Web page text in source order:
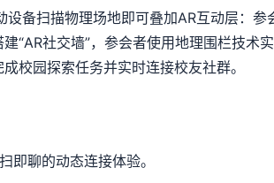
备扫描物理场地即可叠加AR互动层：
“AR社交墙”，参会者使用地理围栏技术
校园探索任务并实时连接校友社群。
即聊的动态连接体验。